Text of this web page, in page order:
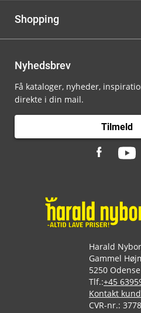
Shopping
Nyhedsbrev
Få kataloger, nyheder,
direkte i din mail.
Tilmeld
Harald
Gammel
5250 Odense
Tlf.:+45
Kontakt
CVR-nr.: